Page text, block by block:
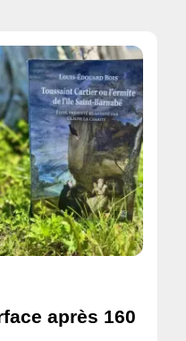
après 160